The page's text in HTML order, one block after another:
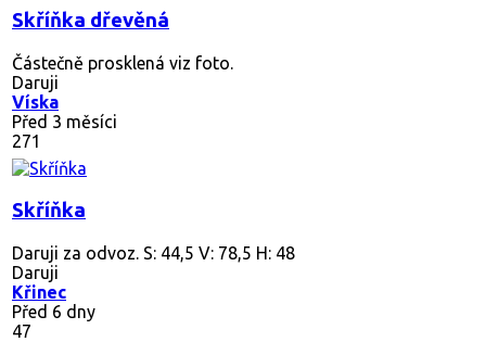
Skříňka dřevěná
Částečně prosklená viz foto.
Daruji
Víska
Před 3 měsíci
271
Skříňka
Daruji za odvoz. S: 44,5 V: 78,5 H: 48
Daruji
Křinec
Před 6 dny
47